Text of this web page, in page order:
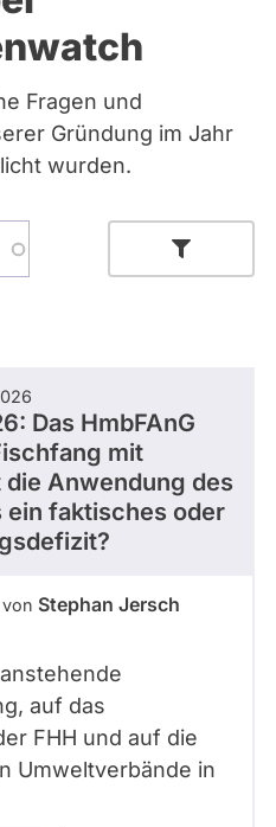
Fragen und
Gründung im Jahr
wurden.
Das HmbFAnG
mit
Anwendung des
faktisches oder
Stephan Jersch
auf das
FHH und auf die
Umweltverbände in